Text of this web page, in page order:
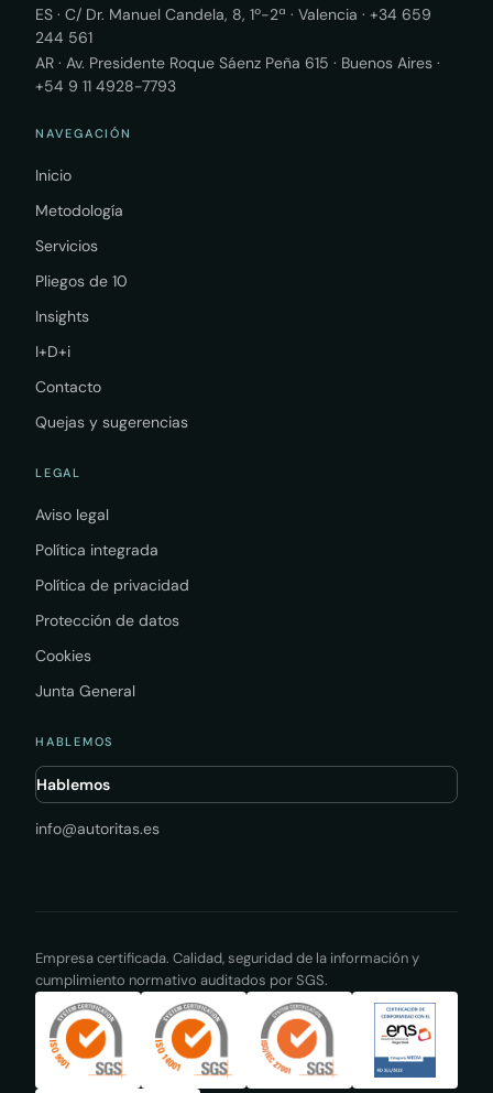
ES · C/ Dr. Manuel Candela, 8, 1º-2ª · Valencia · +34 659
244 561
AR · Av. Presidente Roque Sáenz Peña 615 · Buenos Aires ·
+54 9 11 4928-7793
NAVEGACIÓN
Inicio
Metodología
Servicios
Pliegos de 10
Insights
I+D+i
Contacto
Quejas y sugerencias
LEGAL
Aviso legal
Política integrada
Política de privacidad
Protección de datos
Cookies
Junta General
HABLEMOS
Hablemos
info@autoritas.es
Empresa certificada. Calidad, seguridad de la información y
cumplimiento normativo auditados por SGS.